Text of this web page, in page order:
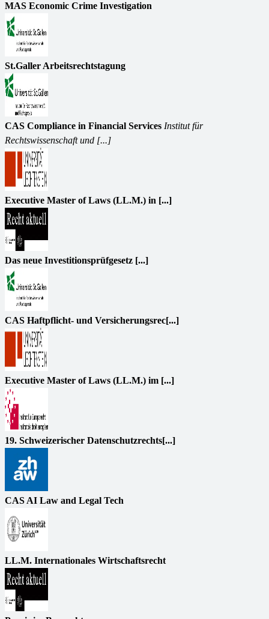
MAS Economic Crime Investigation
St.Galler Arbeitsrechtstagung
CAS Compliance in Financial Services Institut für
Rechtswissenschaft und [...]
Executive Master of Laws (LL.M.) in [...]
Das neue Investitionsprüfgesetz [...]
CAS Haftpflicht- und Versicherungsrec[...]
Executive Master of Laws (LL.M.) im [...]
19. Schweizerischer Datenschutzrechts[...]
CAS AI Law and Legal Tech
LL.M. Internationales Wirtschaftsrecht